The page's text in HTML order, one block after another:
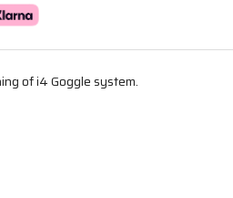
of i4 Goggle system.